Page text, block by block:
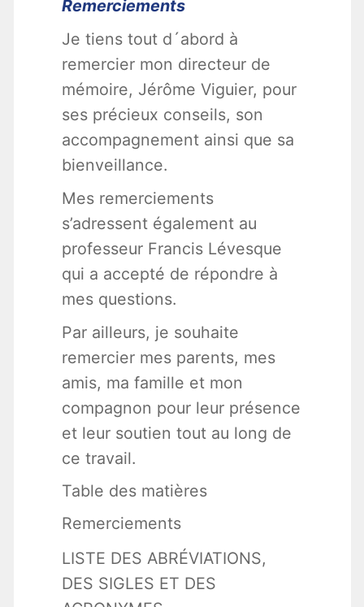
Remerciements
Je tiens tout d´abord à
remercier mon directeur de
mémoire, Jérôme Viguier, pour
ses précieux conseils, son
accompagnement ainsi que sa
bienveillance.
Mes remerciements
s’adressent également au
professeur Francis Lévesque
qui a accepté de répondre à
mes questions.
Par ailleurs, je souhaite
remercier mes parents, mes
amis, ma famille et mon
compagnon pour leur présence
et leur soutien tout au long de
ce travail.
Table des matières
Remerciements
LISTE DES ABRÉVIATIONS,
DES SIGLES ET DES